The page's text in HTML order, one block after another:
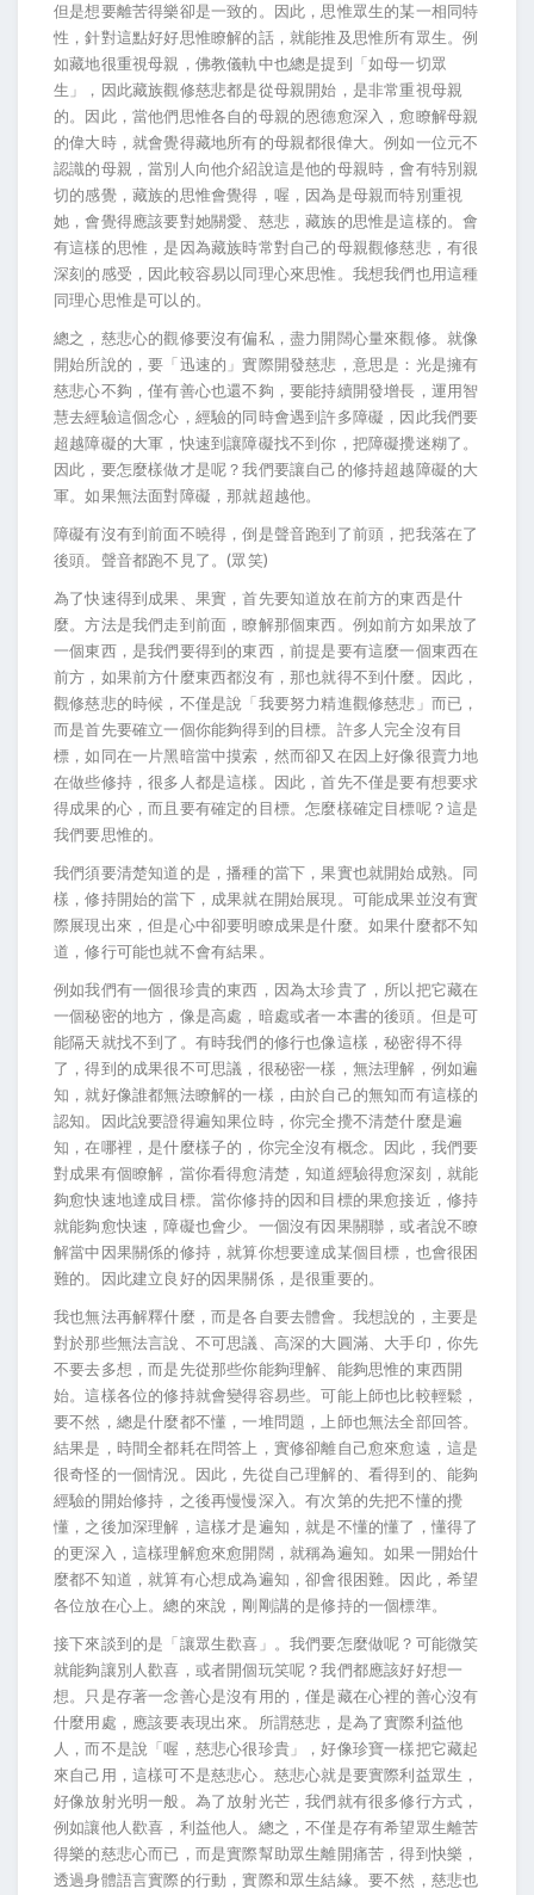
但是想要離苦得樂卻是一致的。因此，思惟眾生的某一相同特
性，針對這點好好思惟瞭解的話，就能推及思惟所有眾生。例
如藏地很重視母親，佛教儀軌中也總是提到「如母一切眾
生」，因此藏族觀修慈悲都是從母親開始，是非常重視母親
的。因此，當他們思惟各自的母親的恩德愈深入，愈瞭解母親
的偉大時，就會覺得藏地所有的母親都很偉大。例如一位元不
認識的母親，當別人向他介紹說這是他的母親時，會有特別親
切的感覺，藏族的思惟會覺得，喔，因為是母親而特別重視
她，會覺得應該要對她關愛、慈悲，藏族的思惟是這樣的。會
有這樣的思惟，是因為藏族時常對自己的母親觀修慈悲，有很
深刻的感受，因此較容易以同理心來思惟。我想我們也用這種
同理心思惟是可以的。
總之，慈悲心的觀修要沒有偏私，盡力開闊心量來觀修。就像
開始所說的，要「迅速的」實際開發慈悲，意思是：光是擁有
慈悲心不夠，僅有善心也還不夠，要能持續開發增長，運用智
慧去經驗這個念心，經驗的同時會遇到許多障礙，因此我們要
超越障礙的大軍，快速到讓障礙找不到你，把障礙攪迷糊了。
因此，要怎麼樣做才是呢？我們要讓自己的修持超越障礙的大
軍。如果無法面對障礙，那就超越他。
障礙有沒有到前面不曉得，倒是聲音跑到了前頭，把我落在了
後頭。聲音都跑不見了。(眾笑)
為了快速得到成果、果實，首先要知道放在前方的東西是什
麼。方法是我們走到前面，瞭解那個東西。例如前方如果放了
一個東西，是我們要得到的東西，前提是要有這麼一個東西在
前方，如果前方什麼東西都沒有，那也就得不到什麼。因此，
觀修慈悲的時候，不僅是說「我要努力精進觀修慈悲」而已，
而是首先要確立一個你能夠得到的目標。許多人完全沒有目
標，如同在一片黑暗當中摸索，然而卻又在因上好像很賣力地
在做些修持，很多人都是這樣。因此，首先不僅是要有想要求
得成果的心，而且要有確定的目標。怎麼樣確定目標呢？這是
我們要思惟的。
我們須要清楚知道的是，播種的當下，果實也就開始成熟。同
樣，修持開始的當下，成果就在開始展現。可能成果並沒有實
際展現出來，但是心中卻要明瞭成果是什麼。如果什麼都不知
道，修行可能也就不會有結果。
例如我們有一個很珍貴的東西，因為太珍貴了，所以把它藏在
一個秘密的地方，像是高處，暗處或者一本書的後頭。但是可
能隔天就找不到了。有時我們的修行也像這樣，秘密得不得
了，得到的成果很不可思議，很秘密一樣，無法理解，例如遍
知，就好像誰都無法瞭解的一樣，由於自己的無知而有這樣的
認知。因此說要證得遍知果位時，你完全攪不清楚什麼是遍
知，在哪裡，是什麼樣子的，你完全沒有概念。因此，我們要
對成果有個瞭解，當你看得愈清楚，知道經驗得愈深刻，就能
夠愈快速地達成目標。當你修持的因和目標的果愈接近，修持
就能夠愈快速，障礙也會少。一個沒有因果關聯，或者說不瞭
解當中因果關係的修持，就算你想要達成某個目標，也會很困
難的。因此建立良好的因果關係，是很重要的。
我也無法再解釋什麼，而是各自要去體會。我想說的，主要是
對於那些無法言說、不可思議、高深的大圓滿、大手印，你先
不要去多想，而是先從那些你能夠理解、能夠思惟的東西開
始。這樣各位的修持就會變得容易些。可能上師也比較輕鬆，
要不然，總是什麼都不懂，一堆問題，上師也無法全部回答。
結果是，時間全都耗在問答上，實修卻離自己愈來愈遠，這是
很奇怪的一個情況。因此，先從自己理解的、看得到的、能夠
經驗的開始修持，之後再慢慢深入。有次第的先把不懂的攪
懂，之後加深理解，這樣才是遍知，就是不懂的懂了，懂得了
的更深入，這樣理解愈來愈開闊，就稱為遍知。如果一開始什
麼都不知道，就算有心想成為遍知，卻會很困難。因此，希望
各位放在心上。總的來說，剛剛講的是修持的一個標準。
接下來談到的是「讓眾生歡喜」。我們要怎麼做呢？可能微笑
就能夠讓別人歡喜，或者開個玩笑呢？我們都應該好好想一
想。只是存著一念善心是沒有用的，僅是藏在心裡的善心沒有
什麼用處，應該要表現出來。所謂慈悲，是為了實際利益他
人，而不是說「喔，慈悲心很珍貴」，好像珍寶一樣把它藏起
來自己用，這樣可不是慈悲心。慈悲心就是要實際利益眾生，
好像放射光明一般。為了放射光芒，我們就有很多修行方式，
例如讓他人歡喜，利益他人。總之，不僅是存有希望眾生離苦
得樂的慈悲心而已，而是實際幫助眾生離開痛苦，得到快樂，
透過身體語言實際的行動，實際和眾生結緣。要不然，慈悲也